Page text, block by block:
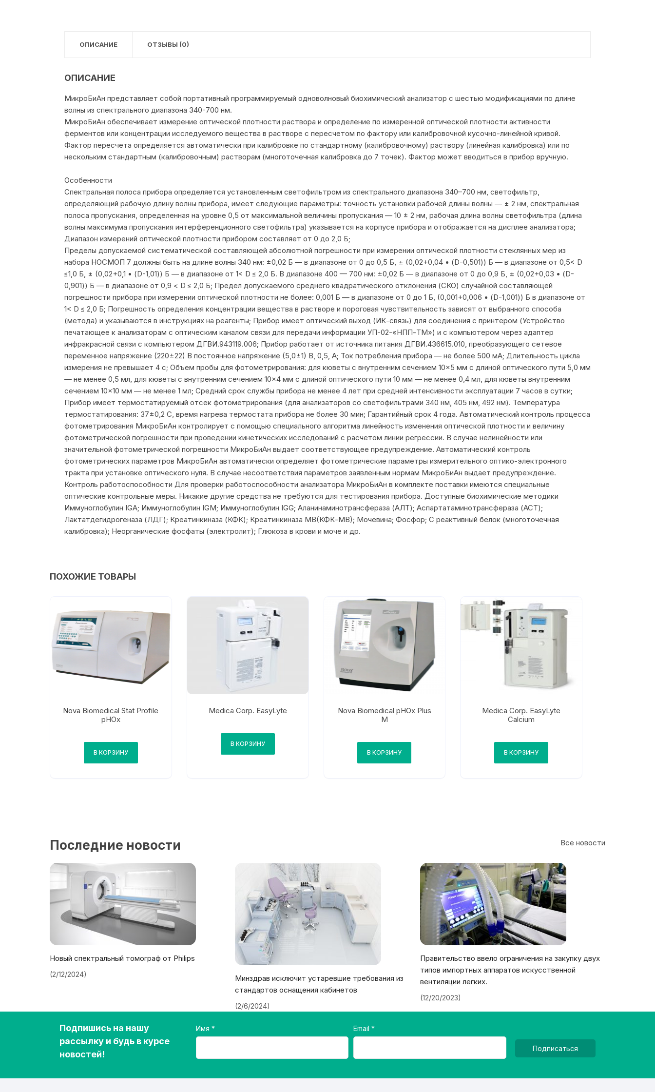
ОПИСАНИЕ ОТЗЫВЫ (0)
ОПИСАНИЕ
МикроБиАн представляет собой портативный программируемый одноволновый биохимический анализатор с шестью модификациями по длине
волны из спектрального диапазона 340-700 нм.
МикроБиАн обеспечивает измерение оптической плотности раствора и определение по измеренной оптической плотности активности
ферментов или концентрации исследуемого вещества в растворе с пересчетом по фактору или калибровочной кусочно-линейной кривой.
Фактор пересчета определяется автоматически при калибровке по стандартному (калибровочному) раствору (линейная калибровка) или по
нескольким стандартным (калибровочным) растворам (многоточечная калибровка до 7 точек). Фактор может вводиться в прибор вручную.
Особенности
Спектральная полоса прибора определяется установленным светофильтром из спектрального диапазона 340–700 нм, светофильтр,
определяющий рабочую длину волны прибора, имеет следующие параметры: точность установки рабочей длины волны — ± 2 нм, спектральная
полоса пропускания, определенная на уровне 0,5 от максимальной величины пропускания — 10 ± 2 нм, рабочая длина волны светофильтра (длина
волны максимума пропускания интерференционного светофильтра) указывается на корпусе прибора и отображается на дисплее анализатора;
Диапазон измерений оптической плотности прибором составляет от 0 до 2,0 Б;
Пределы допускаемой систематической составляющей абсолютной погрешности при измерении оптической плотности стеклянных мер из
набора НОСМОП 7 должны быть на длине волны 340 нм: ±0,02 Б — в диапазоне от 0 до 0,5 Б, ± (0,02+0,04 • (D-0,501)) Б — в диапазоне от 0,5< D
≤1,0 Б, ± (0,02+0,1 • (D-1,01)) Б — в диапазоне от 1< D ≤ 2,0 Б. В диапазоне 400 — 700 нм: ±0,02 Б — в диапазоне от 0 до 0,9 Б, ± (0,02+0,03 • (D-
0,901)) Б — в диапазоне от 0,9 < D ≤ 2,0 Б; Предел допускаемого среднего квадратического отклонения (СКО) случайной составляющей
погрешности прибора при измерении оптической плотности не более: 0,001 Б — в диапазоне от 0 до 1 Б, (0,001+0,006 • (D-1,001)) Б в диапазоне от
1< D ≤ 2,0 Б; Погрешность определения концентрации вещества в растворе и пороговая чувствительность зависят от выбранного способа
(метода) и указываются в инструкциях на реагенты; Прибор имеет оптический выход (ИК-связь) для соединения с принтером (Устройство
печатающее к анализаторам с оптическим каналом связи для передачи информации УП-02-«НПП-ТМ») и с компьютером через адаптер
инфракрасной связи с компьютером ДГВИ.943119.006; Прибор работает от источника питания ДГВИ.436615.010, преобразующего сетевое
переменное напряжение (220±22) В постоянное напряжение (5,0±1) В, 0,5, А; Ток потребления прибора — не более 500 мА; Длительность цикла
измерения не превышает 4 с; Объем пробы для фотометрирования: для кюветы с внутренним сечением 10×5 мм с длиной оптического пути 5,0 мм
— не менее 0,5 мл, для кюветы с внутренним сечением 10×4 мм с длиной оптического пути 10 мм — не менее 0,4 мл, для кюветы внутренним
сечением 10×10 мм — не менее 1 мл; Средний срок службы прибора не менее 4 лет при средней интенсивности эксплуатации 7 часов в сутки;
Прибор имеет термостатируемый отсек фотометрирования (для анализаторов со светофильтрами 340 нм, 405 нм, 492 нм). Температура
термостатирования: 37±0,2 С, время нагрева термостата прибора не более 30 мин; Гарантийный срок 4 года. Автоматический контроль процесса
фотометрирования МикроБиАн контролирует с помощью специального алгоритма линейность изменения оптической плотности и величину
фотометрической погрешности при проведении кинетических исследований с расчетом линии регрессии. В случае нелинейности или
значительной фотометрической погрешности МикроБиАн выдает соответствующее предупреждение. Автоматический контроль
фотометрических параметров МикроБиАн автоматически определяет фотометрические параметры измерительного оптико-электронного
тракта при установке оптического нуля. В случае несоответствия параметров заявленным нормам МикроБиАн выдает предупреждение.
Контроль работоспособности Для проверки работоспособности анализатора МикроБиАн в комплекте поставки имеются специальные
оптические контрольные меры. Никакие другие средства не требуются для тестирования прибора. Доступные биохимические методики
Иммуноглобулин IGA; Иммуноглобулин IGM; Иммуноглобулин IGG; Аланинаминотрансфераза (АЛТ); Аспартатаминотрансфераза (АСТ);
Лактатдегидрогеназа (ЛДГ); Креатинкиназа (КФК); Креатинкиназа MB(КФК-MB); Мочевина; Фосфор; С реактивный белок (многоточечная
калибровка); Неорганические фосфаты (электролит); Глюкоза в крови и моче и др.
ПОХОЖИЕ ТОВАРЫ
Nova Biomedical Stat Profile
рНОx
В КОРЗИНУ
Medica Corp. EasyLyte
В КОРЗИНУ
Nova Biomedical рНОx Plus
М
В КОРЗИНУ
Medica Corp. EasyLyte
Calcium
В КОРЗИНУ
Все новости
Последние новости
Новый спектральный томограф от Philips
(2/12/2024)
Минздрав исключит устаревшие требования из
стандартов оснащения кабинетов
(2/6/2024)
Правительство ввело ограничения на закупку двух
типов импортных аппаратов искусственной
вентиляции легких.
(12/20/2023)
Подпишись на нашу
рассылку и будь в курсе
новостей!
Имя Email
Подписаться